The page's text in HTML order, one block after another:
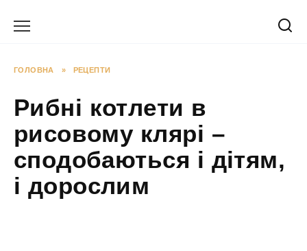
ГОЛОВНА » РЕЦЕПТИ
Рибні котлети в
рисовому клярі –
сподобаються і дітям,
і дорослим